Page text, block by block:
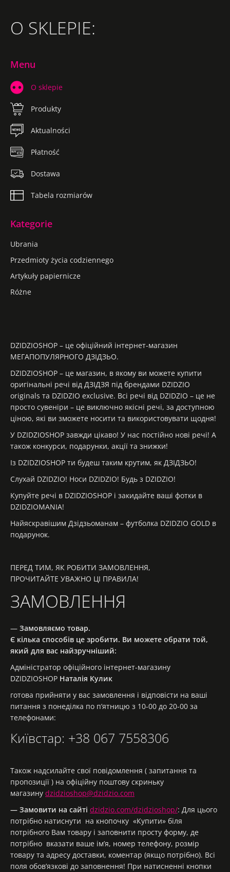
O SKLEPIE:
DZIDZIOSHOP – це офіційний інтернет-магазин
МЕГАПОПУЛЯРНОГО ДЗІДЗЬО.
DZIDZIOSHOP – це магазин, в якому ви можете купити
оригінальні речі від ДЗІДЗЯ під брендами DZIDZIO
originals та DZIDZIO exclusive. Всі речі від DZIDZIO – це не
просто сувеніри – це виключно якісні речі, за доступною
ціною, які ви зможете носити та використовувати щодня!
У DZIDZIOSHOP завжди цікаво! У нас постійно нові речі! А
також конкурси, подарунки, акції та знижки!
Із DZIDZIOSHOP ти будеш таким крутим, як ДЗІДЗЬО!
Слухай DZIDZIO! Носи DZIDZIO! Будь з DZIDZIO!
Купуйте речі в DZIDZIOSHOP і закидайте ваші фотки в
DZIDZIOMANIA!
Найяскравішим Дзідзьоманам – футболка DZIDZIO GOLD в
подарунок.
ПЕРЕД ТИМ, ЯК РОБИТИ ЗАМОВЛЕННЯ,
ПРОЧИТАЙТЕ УВАЖНО ЦІ ПРАВИЛА!
ЗАМОВЛЕННЯ
— Замовляємо товар.
Є кілька способів це зробити. Ви можете обрати той,
який для вас найзручніший:
Адміністратор офіційного інтернет-магазину
DZIDZIOSHOP Наталія Кулик
готова прийняти у вас замовлення і відповісти на ваші
питання з понеділка по п’ятницю з 10-00 до 20-00 за
телефонами:
Київстар: +38 067 7558306
Також надсилайте свої повідомлення ( запитання та
пропозиції ) на офіційну поштову скриньку
магазину dzidzioshop@dzidzio.com
— Замовити на сайті dzidzio.com/dzidzioshop/: Для цього
потрібно натиснути на кнопочку «Купити» біля
потрібного Вам товару і заповнити просту форму, де
потрібно вказати ваше ім’я, номер телефону, розмір
товару та адресу доставки, коментар (якщо потрібно). Всі
поля обов’язкові до заповнення! При натисненні кнопки
Menu
O sklepie
Produkty
Aktualności
Płatność
Dostawa
Tabela rozmiarów
Kategorie
Ubrania
Przedmioty życia codziennego
Artykuły papiernicze
Różne